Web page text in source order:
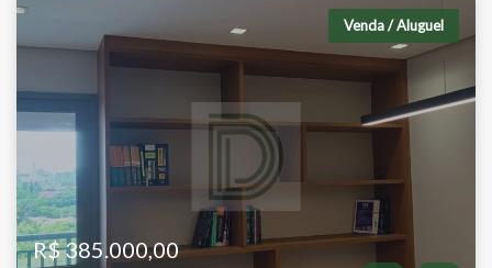
Venda / Aluguel
R$ 385.000,00